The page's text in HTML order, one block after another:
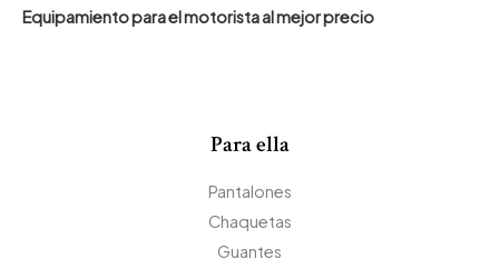
Equipamiento para el motorista al mejor precio
Para ella
Pantalones
Chaquetas
Guantes